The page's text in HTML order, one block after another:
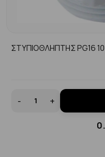
ΣΤΥΠΙΟΘΛΗΠΤΗΣ PG16
- +